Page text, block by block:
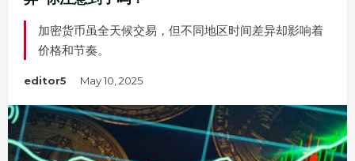
加密货币虽全天候交易，但不同地区时间差异却影响着
价格和节奏。
editor5 May 10, 2025